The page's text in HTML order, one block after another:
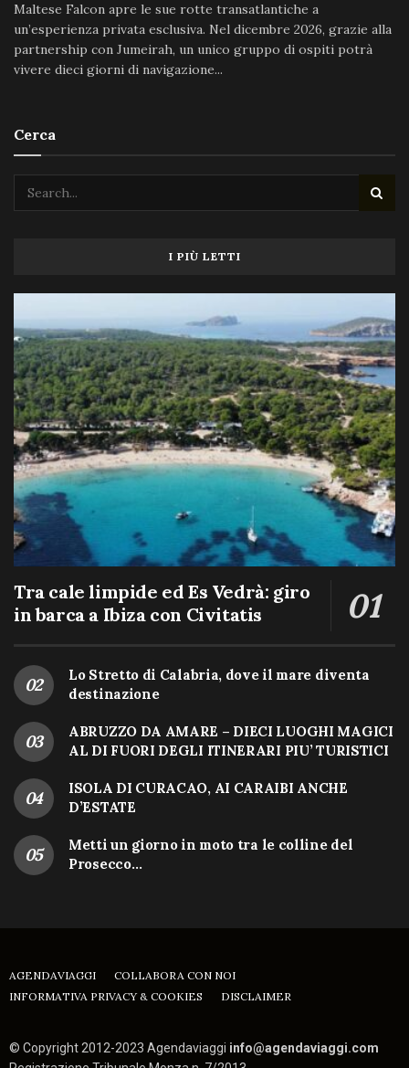
Maltese Falcon apre le sue rotte transatlantiche a
un’esperienza privata esclusiva. Nel dicembre 2026, grazie alla
partnership con Jumeirah, un unico gruppo di ospiti potrà
vivere dieci giorni di navigazione...
Cerca
I PIÙ LETTI
Tra cale limpide ed Es Vedrà: giro
in barca a Ibiza con Civitatis
Lo Stretto di Calabria, dove il mare diventa
destinazione
ABRUZZO DA AMARE – DIECI LUOGHI MAGICI
AL DI FUORI DEGLI ITINERARI PIU’ TURISTICI
ISOLA DI CURACAO, AI CARAIBI ANCHE
D’ESTATE
Metti un giorno in moto tra le colline del
Prosecco…
AGENDAVIAGGI
COLLABORA CON NOI
INFORMATIVA PRIVACY & COOKIES
DISCLAIMER
© Copyright 2012-2023 Agendaviaggi info@agendaviaggi.com